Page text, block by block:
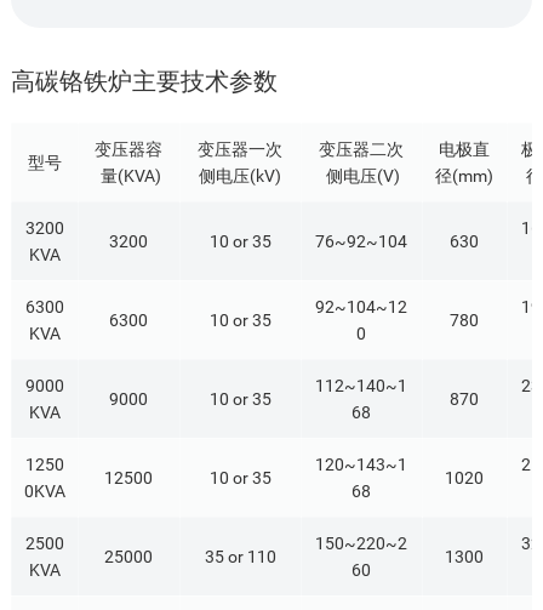
高碳铬铁炉主要技术参数
型号
变压器容
量(KVA)
变压器一次
侧电压(kV)
变压器二次
侧电压(V)
电极直
径(mm)
极
3200
KVA
3200 10 or 35 76~92~104 630
6300
KVA
6300 10 or 35
92~104~12
0
780
9000
KVA
9000 10 or 35
112~140~1
68
870
1250
0KVA
12500 10 or 35
120~143~1
68
1020
2500
KVA
25000 35 or 110
150~220~2
60
1300